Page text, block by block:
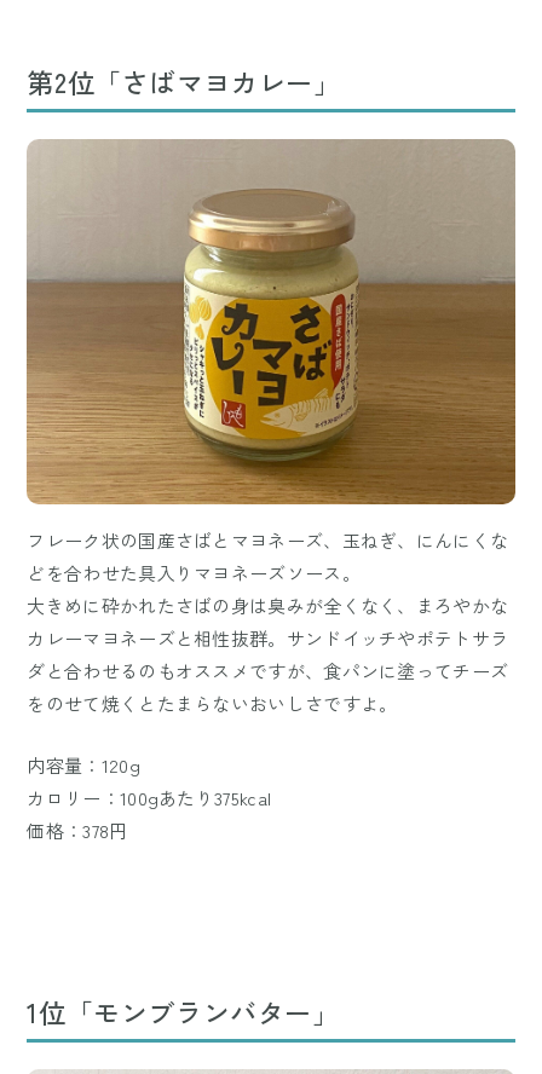
第2位「さばマヨカレー」
フレーク状の国産さばとマヨネーズ、玉ねぎ、にんにくな
どを合わせた具入りマヨネーズソース。
大きめに砕かれたさばの身は臭みが全くなく、まろやかな
カレーマヨネーズと相性抜群。サンドイッチやポテトサラ
ダと合わせるのもオススメですが、食パンに塗ってチーズ
をのせて焼くとたまらないおいしさですよ。
内容量：120g
カロリー：100gあたり375kcal
価格：378円
1位「モンブランバター」